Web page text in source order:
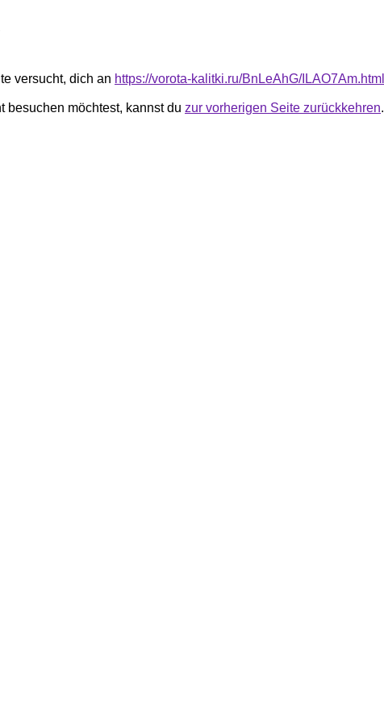
versucht, dich an https://vorota-kalitki.ru/BnLeAhG/ILAO7Am.html
besuchen möchtest, kannst du zur vorherigen Seite zurückkehren.